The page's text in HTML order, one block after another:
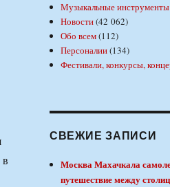
Музыкальные инструменты
Новости(42 062)
Обо всем(112)
Персоналии(134)
Фестивали, конкурсы,
СВЕЖИЕ ЗАПИСИ
Москва Махачкала
путешествие между